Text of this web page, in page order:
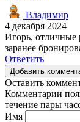
Владимир
4 декабря 2024
Игорь, отличные
заранее
Ответить
Добавить
Оставить
Комментарии
течение пары
Имя